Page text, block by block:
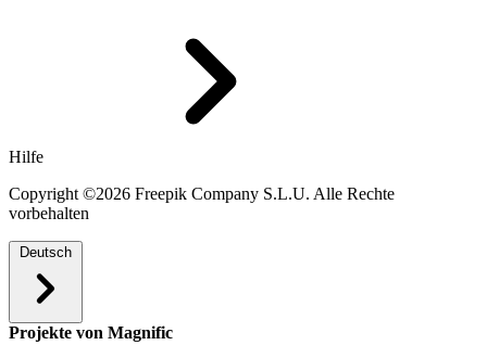
Hilfe
Copyright ©2026 Freepik Company S.L.U. Alle Rechte
vorbehalten
Deutsch
Projekte von Magnific